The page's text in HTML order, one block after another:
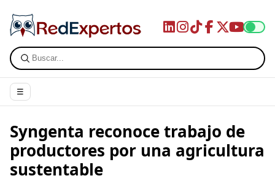
☰
Syngenta reconoce trabajo de
productores por una agricultura
sustentable